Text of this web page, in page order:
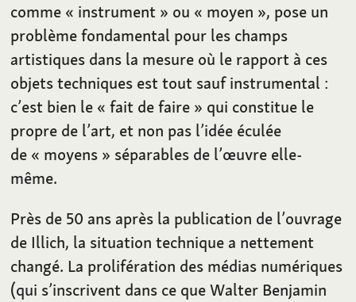
comme « instrument » ou « moyen », pose un
problème fondamental pour les champs
artistiques dans la mesure où le rapport à ces
objets techniques est tout sauf instrumental :
c’est bien le « fait de faire » qui constitue le
propre de l’art, et non pas l’idée éculée
de « moyens » séparables de l’œuvre elle-
même.
Près de 50 ans après la publication de l’ouvrage
de Illich, la situation technique a nettement
changé. La prolifération des médias numériques
(qui s’inscrivent dans ce que Walter Benjamin